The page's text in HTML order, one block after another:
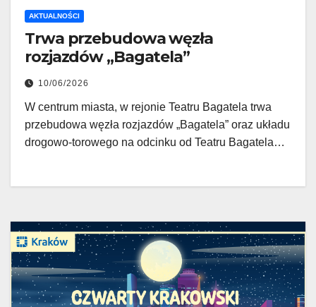
AKTUALNOŚCI
Trwa przebudowa węzła
rozjazdów „Bagatela”
10/06/2026
W centrum miasta, w rejonie Teatru Bagatela trwa
przebudowa węzła rozjazdów „Bagatela” oraz układu
drogowo-torowego na odcinku od Teatru Bagatela…